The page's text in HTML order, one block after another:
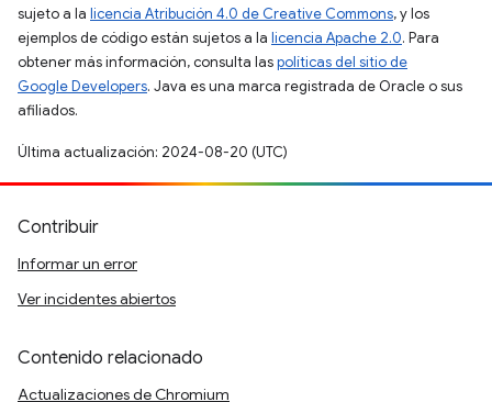
sujeto a la licencia Atribución 4.0 de Creative Commons, y los
ejemplos de código están sujetos a la licencia Apache 2.0. Para
obtener más información, consulta laspolíticas del sitio de
Google Developers. Java es una marca registrada de Oracle o sus
afiliados.
Última actualización: 2024-08-20 (UTC)
Contribuir
Informar un error
Ver incidentes abiertos
Contenido relacionado
Actualizaciones de Chromium